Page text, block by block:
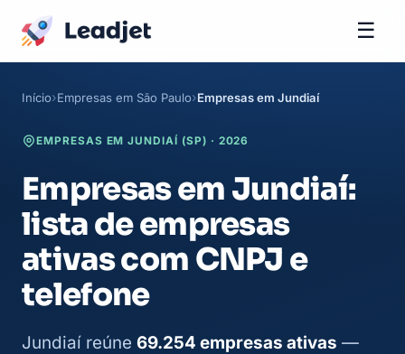
☰
Início Empresas em São Paulo Empresas em Jundiaí
EMPRESAS EM JUNDIAÍ (SP) · 2026
Empresas em Jundiaí:
lista de empresas
ativas com CNPJ e
telefone
Jundiaí reúne 69.254 empresas ativas —